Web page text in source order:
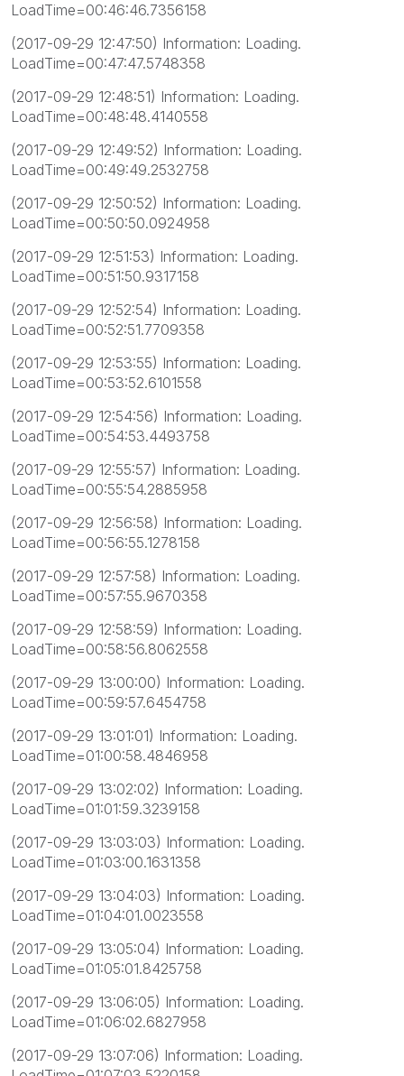
LoadTime=00:46:46.7356158
(2017-09-29 12:47:50) Information: Loading.
LoadTime=00:47:47.5748358
(2017-09-29 12:48:51) Information: Loading.
LoadTime=00:48:48.4140558
(2017-09-29 12:49:52) Information: Loading.
LoadTime=00:49:49.2532758
(2017-09-29 12:50:52) Information: Loading.
LoadTime=00:50:50.0924958
(2017-09-29 12:51:53) Information: Loading.
LoadTime=00:51:50.9317158
(2017-09-29 12:52:54) Information: Loading.
LoadTime=00:52:51.7709358
(2017-09-29 12:53:55) Information: Loading.
LoadTime=00:53:52.6101558
(2017-09-29 12:54:56) Information: Loading.
LoadTime=00:54:53.4493758
(2017-09-29 12:55:57) Information: Loading.
LoadTime=00:55:54.2885958
(2017-09-29 12:56:58) Information: Loading.
LoadTime=00:56:55.1278158
(2017-09-29 12:57:58) Information: Loading.
LoadTime=00:57:55.9670358
(2017-09-29 12:58:59) Information: Loading.
LoadTime=00:58:56.8062558
(2017-09-29 13:00:00) Information: Loading.
LoadTime=00:59:57.6454758
(2017-09-29 13:01:01) Information: Loading.
LoadTime=01:00:58.4846958
(2017-09-29 13:02:02) Information: Loading.
LoadTime=01:01:59.3239158
(2017-09-29 13:03:03) Information: Loading.
LoadTime=01:03:00.1631358
(2017-09-29 13:04:03) Information: Loading.
LoadTime=01:04:01.0023558
(2017-09-29 13:05:04) Information: Loading.
LoadTime=01:05:01.8425758
(2017-09-29 13:06:05) Information: Loading.
LoadTime=01:06:02.6827958
(2017-09-29 13:07:06) Information: Loading.